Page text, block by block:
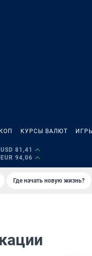
КУРСЫ ВАЛЮТ ИГРЫ
USD 81,41
EUR 94,06
Где начать новую жизнь?